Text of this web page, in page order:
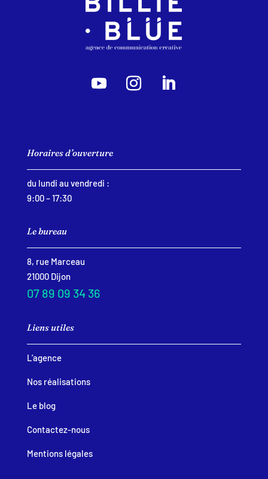
Horaires d’ouverture
du lundi au vendredi :
9:00 – 17:30
Le bureau
8, rue Marceau
21000 Dijon
07 89 09 34 36
Liens utiles
L’agence
Nos réalisations
Le blog
Contactez-nous
Mentions légales